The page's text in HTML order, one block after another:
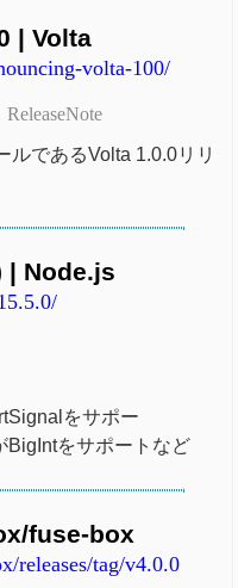
| Volta
volta-100/
ReleaseNote
ルであるVolta 1.0.0リリ
| Node.js
をサポー
BigIntをサポートなど
fuse-box
releases/tag/v4.0.0